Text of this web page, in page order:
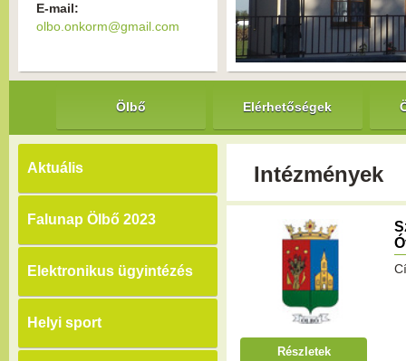
E-mail:
olbo.onkorm@gmail.com
Ölbő Elérhetőségek
Aktuális
Falunap Ölbő 2023
Elektronikus ügyintézés
Helyi sport
Intézmények
Részletek